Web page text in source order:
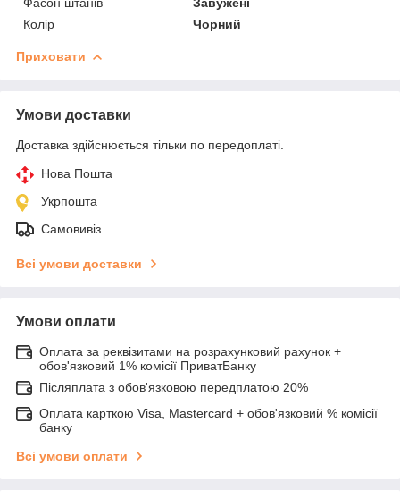
Колір
Чорний
Приховати
Умови доставки
Доставка здійснюється тільки по передоплаті.
Нова Пошта
Укрпошта
Самовивіз
Всі умови доставки
Умови оплати
Оплата за реквізитами на розрахунковий рахунок +
обов'язковий 1% комісії ПриватБанку
Післяплата з обов'язковою передплатою 20%
Оплата карткою Visa, Mastercard + обов'язковий % комісії
банку
Всі умови оплати